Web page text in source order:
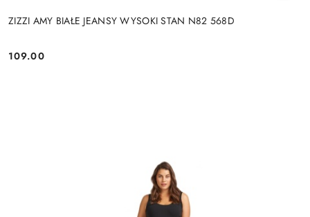
ZIZZI AMY BIAŁE JEANSY WYSOKI STAN N82 568D
Cena:
109.00